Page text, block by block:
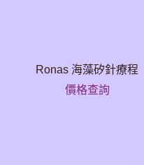
Ronas 海藻矽針療程
價格查詢